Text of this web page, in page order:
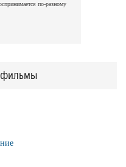
по-разному
фильмы